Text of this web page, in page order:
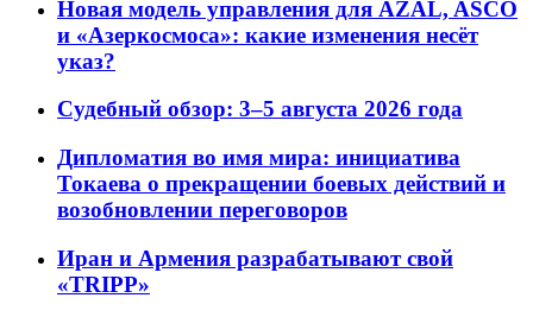
Новая модель управления для AZAL, ASCO
и «Азеркосмоса»: какие изменения несёт
указ?
Судебный обзор: 3–5 августа 2026 года
Дипломатия во имя мира: инициатива
Токаева о прекращении боевых действий и
возобновлении переговоров
Иран и Армения разрабатывают свой
«TRIPP»